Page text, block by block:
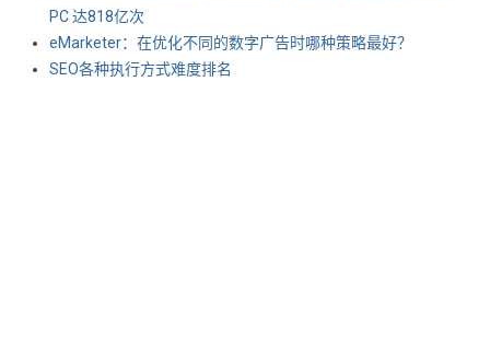
PC 达818亿次
eMarketer：在优化不同的数字广告时哪种策略最好？
SEO各种执行方式难度排名